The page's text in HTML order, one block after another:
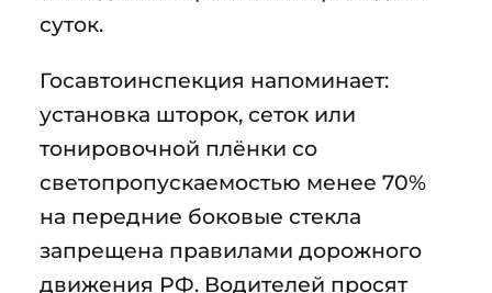
суток.
Госавтоинспекция напоминает:
установка шторок, сеток или
тонировочной плёнки со
светопропускаемостью менее 70%
на передние боковые стекла
запрещена правилами дорожного
движения РФ. Водителей просят